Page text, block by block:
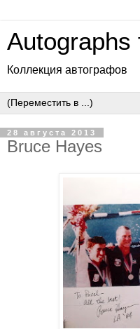
Autographs
Коллекция автографов
28 августа 2013
Bruce Hayes